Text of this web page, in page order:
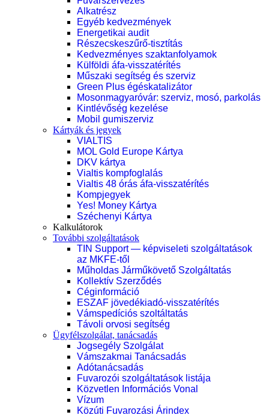
Alkatrész
Egyéb kedvezmények
Energetikai audit
Részecskeszűrő-tisztítás
Kedvezményes szaktanfolyamok
Külföldi áfa-visszatérítés
Műszaki segítség és szerviz
Green Plus égéskatalizátor
Mosonmagyaróvár: szerviz, mosó, parkolás
Kintlévőség kezelése
Mobil gumiszerviz
Kártyák és jegyek
VIALTIS
MOL Gold Europe Kártya
DKV kártya
Vialtis kompfoglalás
Vialtis 48 órás áfa-visszatérítés
Kompjegyek
Yes! Money Kártya
Széchenyi Kártya
Kalkulátorok
További szolgáltatások
TIN Support — képviseleti szolgáltatások
az MKFE-től
Műholdas Járműkövető Szolgáltatás
Kollektív Szerződés
Céginformáció
ESZAF jövedékiadó-visszatérítés
Vámspedíciós szoltáltatás
Távoli orvosi segítség
Ügyfélszolgálat, tanácsadás
Jogsegély Szolgálat
Vámszakmai Tanácsadás
Adótanácsadás
Fuvarozói szolgáltatások listája
Közvetlen Információs Vonal
Vízum
Közúti Fuvarozási Árindex